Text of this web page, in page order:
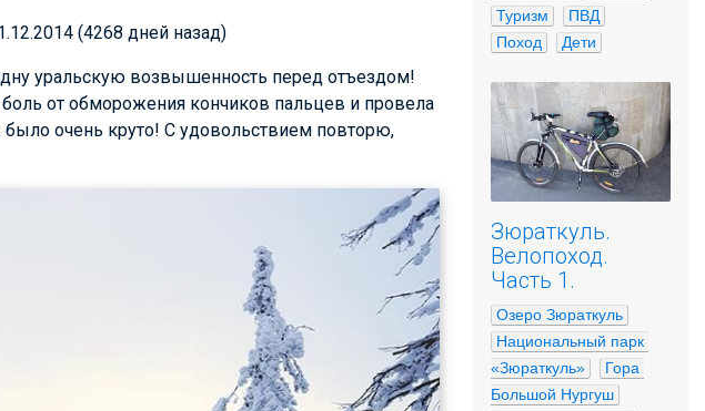
(4268 дней назад)
уральскую возвышенность перед отъездом!
от обморожения кончиков пальцев и провела
было очень круто! С удовольствием повторю,
Туризм
ПВД
Поход
Дети
Зюраткуль.
Велопоход.
Часть 1.
Озеро Зюраткуль
Национальный парк
«Зюраткуль»
Гора
Большой Нургуш